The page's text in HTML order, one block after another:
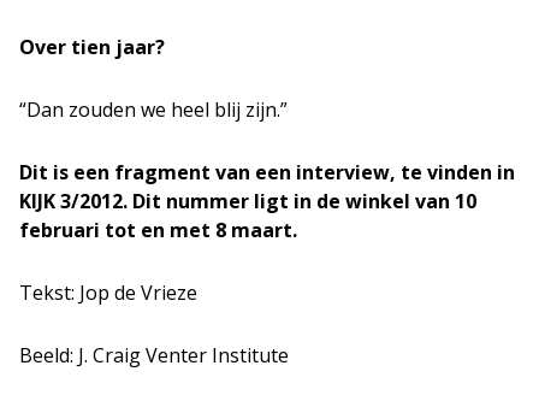
Over tien jaar?
“Dan zouden we heel blij zijn.”
Dit is een fragment van een interview, te vinden in
KIJK 3/2012. Dit nummer ligt in de winkel van 10
februari tot en met 8 maart.
Tekst: Jop de Vrieze
Beeld: J. Craig Venter Institute